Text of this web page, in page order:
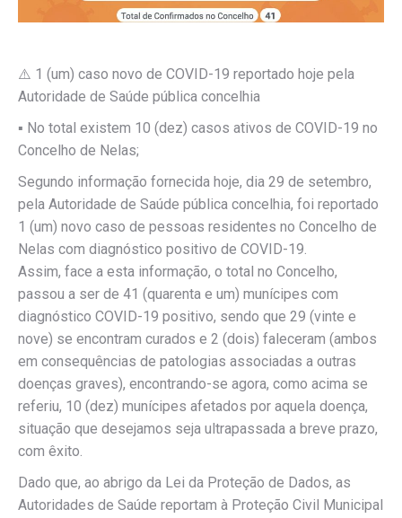
⚠️ 1 (um) caso novo de COVID-19 reportado hoje pela
Autoridade de Saúde pública concelhia
▪️ No total existem 10 (dez) casos ativos de COVID-19 no
Concelho de Nelas;
Segundo informação fornecida hoje, dia 29 de setembro,
pela Autoridade de Saúde pública concelhia, foi reportado
1 (um) novo caso de pessoas residentes no Concelho de
Nelas com diagnóstico positivo de COVID-19.
Assim, face a esta informação, o total no Concelho,
passou a ser de 41 (quarenta e um) munícipes com
diagnóstico COVID-19 positivo, sendo que 29 (vinte e
nove) se encontram curados e 2 (dois) faleceram (ambos
em consequências de patologias associadas a outras
doenças graves), encontrando-se agora, como acima se
referiu, 10 (dez) munícipes afetados por aquela doença,
situação que desejamos seja ultrapassada a breve prazo,
com êxito.
Dado que, ao abrigo da Lei da Proteção de Dados, as
Autoridades de Saúde reportam à Proteção Civil Municipal